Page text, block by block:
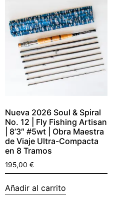
Nueva 2026 Soul & Spiral
No. 12 | Fly Fishing Artisan
| 8’3″ #5wt | Obra Maestra
de Viaje Ultra-Compacta
en 8 Tramos
195,00 €
Añadir al carrito